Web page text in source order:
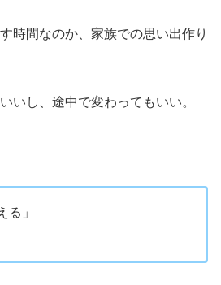
時間なのか、家族での思い出作り
いし、途中で変わってもいい。
る」